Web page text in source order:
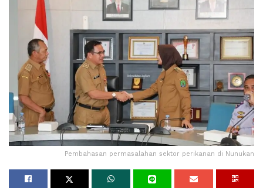
Pembahasan permasalahan sektor perikanan di Nunukan